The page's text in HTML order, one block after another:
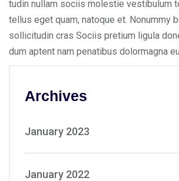
Archives
January 2023
January 2022
tudin nullam sociis molestie vestibulum
tellus eget quam, natoque et. Nonummy
sollicitudin cras Sociis pretium ligula
dum aptent nam penatibus dolormagna